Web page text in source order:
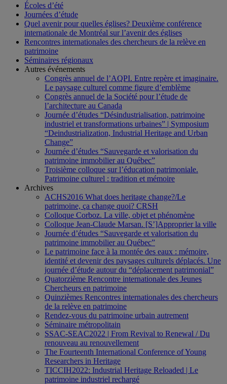
Écoles d’été
Journées d’étude
Quel avenir pour quelles églises? Deuxième conférence
internationale de Montréal sur l’avenir des églises
Rencontres internationales des chercheurs de la relève en
patrimoine
Séminaires régionaux
Autres événements
Congrès annuel de l’AQPI. Entre repère et imaginaire.
Le paysage culturel comme figure d’emblème
Congrès annuel de la Société pour l’étude de
l’architecture au Canada
Journée d’études “Désindustrialisation, patrimoine
industriel et transformations urbaines” | Symposium
“Deindustrialization, Industrial Heritage and Urban
Change”
Journée d’études “Sauvegarde et valorisation du
patrimoine immobilier au Québec”
Troisième colloque sur l’éducation patrimoniale.
Patrimoine culturel : tradition et mémoire
Archives
ACHS2016 What does heritage change?/Le
patrimoine, ça change quoi? CRSH
Colloque Corboz. La ville, objet et phénomène
Colloque Jean-Claude Marsan. [S’]Approprier la ville
Journée d’études “Sauvegarde et valorisation du
patrimoine immobilier au Québec”
Le patrimoine face à la montée des eaux : mémoire,
identité et devenir des paysages culturels déplacés. Une
journée d’étude autour du “déplacement patrimonial”
Quatorzième Rencontre internationale des Jeunes
Chercheurs en patrimoine
Quinzièmes Rencontres internationales des chercheurs
de la relève en patrimoine
Rendez-vous du patrimoine urbain autrement
Séminaire métropolitain
SSAC-SEAC2022 | From Revival to Renewal / Du
renouveau au renouvellement
The Fourteenth International Conference of Young
Researchers in Heritage
TICCIH2022: Industrial Heritage Reloaded | Le
patrimoine industriel rechargé